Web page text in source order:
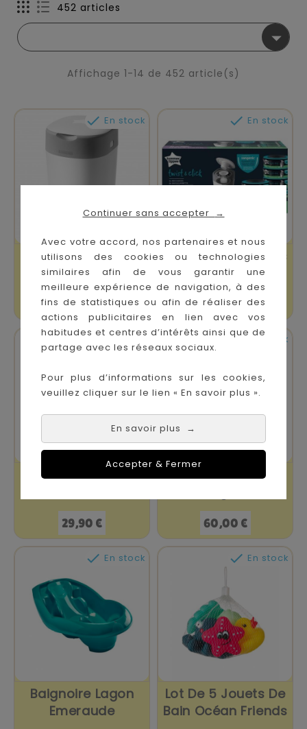
Continuer sans accepter →
Avec votre accord, nos partenaires et nous
utilisons des cookies ou technologies
similaires afin de vous garantir une
meilleure expérience de navigation, à des
fins de statistiques ou afin de réaliser des
actions publicitaires en lien avec vos
habitudes et centres d’intérêts ainsi que de
partage avec les réseaux sociaux.
Pour plus d’informations sur les cookies,
veuillez cliquer sur le lien « En savoir plus ».
En savoir plus →
Accepter & Fermer
452 articles

Affichage 1-14 de 452 article(s)
 En stock
Bac À Couches
Twist And Click
Prix
19,90 €
 En stock
Lot De 6 Recharges
Poubelles A
Couches
Prix
49,90 €
En stock
Trousse De Soin
Prix
29,90 €
En stock
Pieds De Baignoire
Prix
60,00 €
 En stock
Baignoire Lagon
Emeraude
 En stock
Lot De 5 Jouets De
Bain Océan Friends